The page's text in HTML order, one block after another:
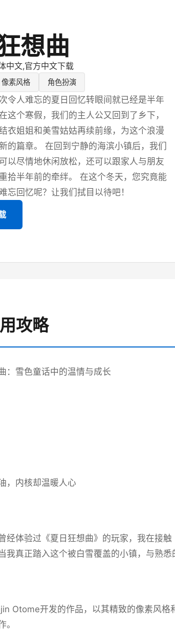
想曲
中文,官方中文下载
像素风格 角色扮演
令人难忘的夏日回忆转眼间就已经是半年
这个寒假，我们的主人公又回到了乡下，
衣姐姐和美雪姑姑再续前缘，为这个浪漫
的篇章。 在回到宁静的海滨小镇后，我们
以尽情地休闲放松，还可以跟家人与朋友
拾半年前的牵绊。 在这个冬天，您究竟能
忘回忆呢？让我们拭目以待吧！
攻略
：雪色童话中的温情与成长
，内核却温暖人心
经体验过《夏日狂想曲》的玩家，我在接
我真正踏入这个被白雪覆盖的小镇，与熟悉
Otome开发的作品，以其精致的像素风
。